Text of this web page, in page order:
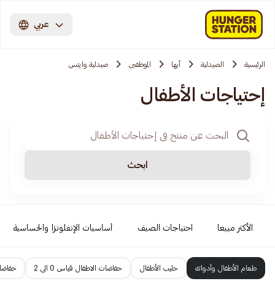
عربي
الرئيسية الصيدلية أبها الموظفين صيدلية وايتس
إحتياجات الأطفال
ابحث
الأكثر مبيعا احتياجات الصيف أساسيات الإنفلونزا والحساسية
طعام الأطفال وأدواته حليب الأطفال حفاضات الاطفال قياس 0 الى 2